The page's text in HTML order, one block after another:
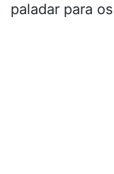
paladar para